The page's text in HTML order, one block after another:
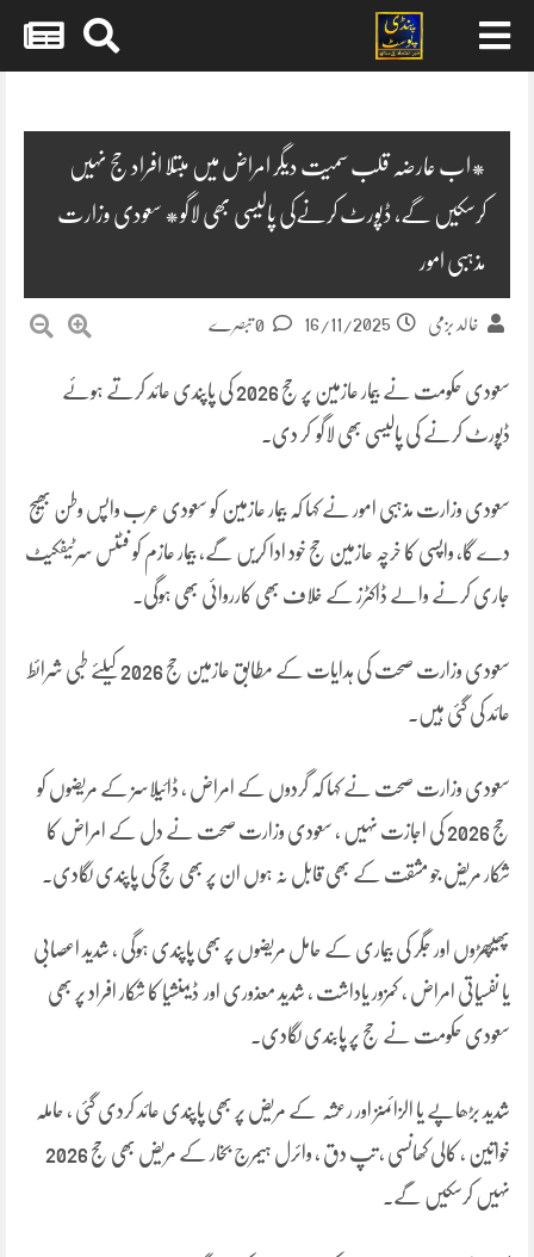
*اب عارضہ قلب سمیت دیگر امراض میں مبتلا افراد حج نہیں
کرسکیں گے، ڈپورٹ کرنےکی پالیسی بھی لاگو* سعودی وزارت
مذہبی امور
خالد بزمی 16/11/2025
سعودی حکومت نے بیمار عازمین پر حج 2026 کی پاپندی عائد کرتے ہوئے
ڈپورٹ کرنے کی پالیسی بھی لاگو کر دی۔
سعودی وزارت مذہبی امور نے کہا کہ بیمار عازمین کو سعودی عرب واپس وطن بھیج
دے گا، واپسی کا خرچہ عازمین حج خود ادا کریں گے، بیمار عازم کو فٹنس سرٹیفکیٹ
جاری کرنے والے ڈاکٹرز کے خلاف بھی کارروائی بھی ہوگی۔
سعودی وزارت صحت کی ہدایات کے مطابق عازمین حج 2026 کیلئے طبی شرائط
عائد کی گئی ہیں۔
سعودی وزارت صحت نے کہا کہ گردوں کے امراض ، ڈائیلاسز کے مریضوں کو
حج 2026 کی اجازت نہیں ، سعودی وزارت صحت نے دل کے امراض کا
شکار مریض جو مشقت کے بھی قابل نہ ہوں ان پر بھی حج کی پاپندی لگادی۔
پھیپھڑوں اور جگر کی بیماری کے حامل مریضوں پر بھی پاپندی ہوگی ، شدید اعصابی
یا نفسیاتی امراض ، کمزور یاداشت ، شدید معذوری اور ڈیمنشیا کا شکار افراد پر بھی
سعودی حکومت نے حج پر پابندی لگادی۔
شدید بڑھاپے یا الزائمنز اور رعشہ کے مریض پر بھی پاپندی عائد کردی گئی ، حاملہ
خواتین ، کالی کھانسی ، تپ دق ، وائرل ہیمرج بخار کے مریض بھی حج 2026
نہیں کرسکیں گے۔